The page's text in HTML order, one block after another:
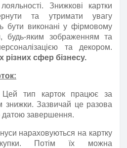
Знижкові картки
та утримати увагу
бути виконані у фірмовому
будь-яким зображенням та
та декором.
різних сфер бізнесу.
Цей тип карток працює за
знижки. Зазвичай це разова
датою завершення.
нараховуються на картку
Потім їх можна